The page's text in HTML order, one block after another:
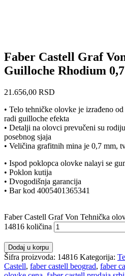
Faber Castell Graf
Guilloche Rhodium
21.656,00 RSD
• Telo tehničke olovke je izrađeno
radi guilloche efekta
• Detalji na olovci prevučeni su
posebnog sjaja
• Veličina grafitnih mina je 0,7 mm,
• Ispod poklopca olovke nalayi se
• Poklon kutija
• Dvogodišnja garancija
• Bar kod 4005401365341
Faber Castell Graf Von Tehnička
14816 količina
Dodaj u korpu
Šifra proizvoda: 14816 Kategorija:
Castell, faber castell beograd, faber